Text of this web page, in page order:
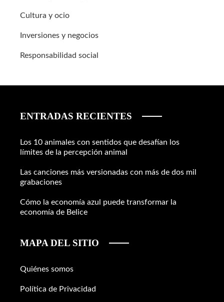
Cultura y ocio
Inversiones y negocios
Responsabilidad social
ENTRADAS RECIENTES
Los 10 animales con sentidos que desafían los
límites de la percepción animal
Las canciones más versionadas con más de dos mil
grabaciones
Cómo la economía azul puede transformar la
economía de Belice
MAPA DEL SITIO
Quiénes somos
Política de Privacidad